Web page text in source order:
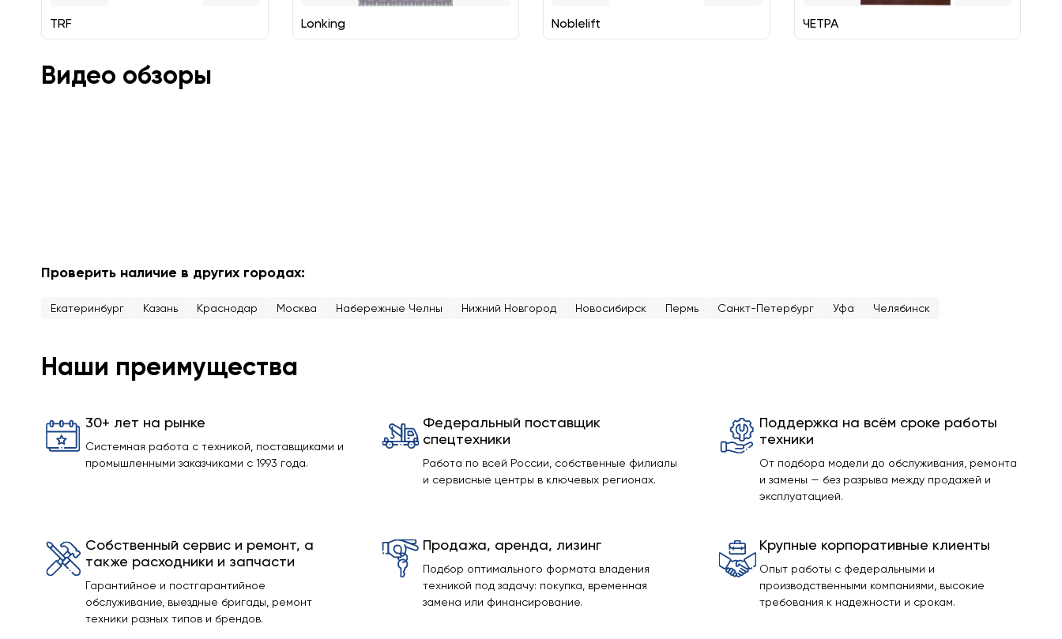
TRF Lonking Noblelift ЧЕТРА
Видео обзоры
Проверить наличие в других городах:
Екатеринбург Казань Краснодар Москва Набережные Челны Нижний Новгород Новосибирск Пермь Санкт-Петербург Уфа Челябинск
Наши преимущества
30+ лет на рынке
Системная работа с техникой, поставщиками и
промышленными заказчиками с 1993 года.
Федеральный поставщик
спецтехники
Работа по всей России, собственные филиалы
и сервисные центры в ключевых регионах.
Поддержка на всём сроке работы
техники
От подбора модели до обслуживания, ремонта
и замены — без разрыва между продажей и
эксплуатацией.
Собственный сервис и ремонт, а
также расходники и запчасти
Гарантийное и постгарантийное
обслуживание, выездные бригады, ремонт
техники разных типов и брендов.
Продажа, аренда, лизинг
Подбор оптимального формата владения
техникой под задачу: покупка, временная
замена или финансирование.
Крупные корпоративные клиенты
Опыт работы с федеральными и
производственными компаниями, высокие
требования к надежности и срокам.